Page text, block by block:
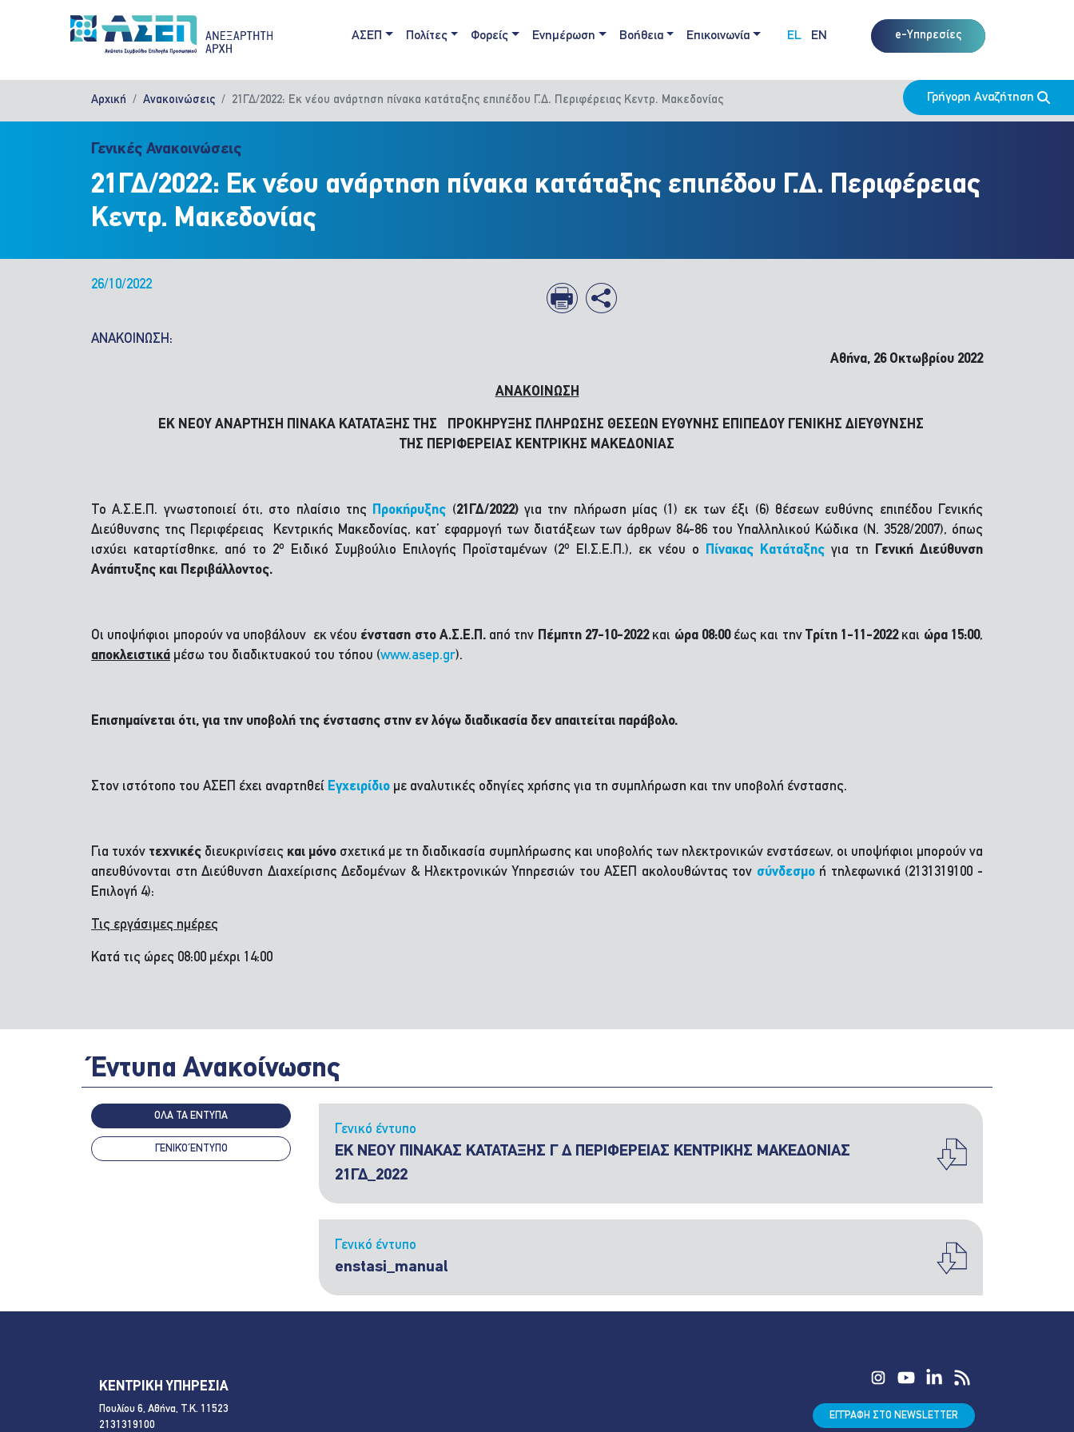
Main navigation
ΑΣΕΠ Πολίτες Φορείς Ενημέρωση Βοήθεια Επικοινωνία EL EN e-Υπηρεσίες
Αρχική Ανακοινώσεις 21ΓΔ/2022: Εκ νέου ανάρτηση πίνακα κατάταξης επιπέδου Γ.Δ. Περιφέρειας Κεντρ. Μακεδονίας Γρήγορη Αναζήτηση
Γενικές Ανακοινώσεις
21ΓΔ/2022: Εκ νέου ανάρτηση πίνακα κατάταξης επιπέδου Γ.Δ. Περιφέρειας
Κεντρ. Μακεδονίας
26/10/2022
ΑΝΑΚΟΙΝΩΣΗ:
Αθήνα, 26 Οκτωβρίου 2022
ΑΝΑΚΟΙΝΩΣΗ
ΕΚ ΝΕΟΥ ΑΝΑΡΤΗΣΗ ΠΙΝΑΚΑ ΚΑΤΑΤΑΞΗΣ ΤΗΣ ΠΡΟΚΗΡΥΞΗΣ ΠΛΗΡΩΣΗΣ ΘΕΣΕΩΝ ΕΥΘΥΝΗΣ ΕΠΙΠΕΔΟΥ ΓΕΝΙΚΗΣ ΔΙΕΥΘΥΝΣΗΣ
ΤΗΣ ΠΕΡΙΦΕΡΕΙΑΣ ΚΕΝΤΡΙΚΗΣ ΜΑΚΕΔΟΝΙΑΣ
Το Α.Σ.Ε.Π. γνωστοποιεί ότι, στο πλαίσιο της Προκήρυξης (21ΓΔ/2022)για την πλήρωση μίας (1) εκ των έξι (6) θέσεων ευθύνης επιπέδου Γενικής
Διεύθυνσης της Περιφέρειας Κεντρικής Μακεδονίας, κατ’ εφαρμογή των διατάξεων των άρθρων 84-86 του Υπαλληλικού Κώδικα (Ν. 3528/2007), όπως
ισχύει καταρτίσθηκε, από το 2ο Ειδικό Συμβούλιο Επιλογής Προϊσταμένων (2ο ΕΙ.Σ.Ε.Π.), εκ νέου ο Πίνακας Κατάταξης για τη
Γενική Διεύθυνση
Ανάπτυξης και Περιβάλλοντος.
Οι υποψήφιοι μπορούν να υποβάλουν εκ νέου ένσταση στο Α.Σ.Ε.Π.από την Πέμπτη 27-10-2022και ώρα 08:00έως και την Tρίτη 1-11-2022και ώρα 15:00,
αποκλειστικά μέσω του διαδικτυακού του τόπου (www.asep.gr).
Επισημαίνεται ότι, για την υποβολή της ένστασης στην εν λόγω διαδικασία δεν απαιτείται παράβολο.
Στον ιστότοπο του ΑΣΕΠ έχει αναρτηθεί Εγχειρίδιο με αναλυτικές οδηγίες χρήσης για τη συμπλήρωση και την υποβολή ένστασης.
Για τυχόν τεχνικές διευκρινίσεις και μόνο σχετικά με τη διαδικασία συμπλήρωσης και υποβολής των ηλεκτρονικών ενστάσεων, οι υποψήφιοι μπορούν να
απευθύνονται στη Διεύθυνση Διαχείρισης Δεδομένων & Ηλεκτρονικών Υπηρεσιών του ΑΣΕΠ ακολουθώντας τον σύνδεσμοή τηλεφωνικά (2131319100 -
Επιλογή 4):
Τις εργάσιμες ημέρες
Κατά τις ώρες 08:00 μέχρι 14:00
Έντυπα Ανακοίνωσης
ΟΛΑ ΤΑ ΕΝΤΥΠΑ
ΓΕΝΙΚΌ ΈΝΤΥΠΟ
Γενικό έντυπο
ΕΚ ΝΕΟΥ ΠΙΝΑΚΑΣ ΚΑΤΑΤΑΞΗΣ Γ Δ ΠΕΡΙΦΕΡΕΙΑΣ ΚΕΝΤΡΙΚΗΣ ΜΑΚΕΔΟΝΙΑΣ
21ΓΔ_2022
Γενικό έντυπο
enstasi_manual
ΚΕΝΤΡΙΚΗ ΥΠΗΡΕΣΙΑ
Πουλίου 6, Αθήνα, Τ.Κ. 11523
2131319100
ΕΓΓΡΑΦΗ ΣΤΟ NEWSLETTER